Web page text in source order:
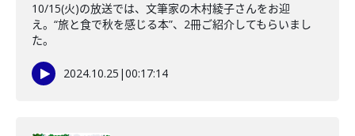
10/15(火)の放送では、文筆家の木村綾子さんをお迎
え。“旅と食で秋を感じる本”、2冊ご紹介してもらいまし
た。
2024.10.25 |00:17:14